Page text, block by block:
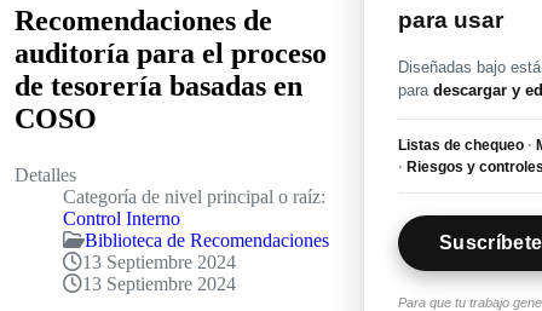
Recomendaciones de
auditoría para el proceso
de tesorería basadas en
COSO
Detalles
Categoría de nivel principal o raíz:
Control Interno
Biblioteca de Recomendaciones
13 Septiembre 2024
13 Septiembre 2024
para usar
Diseñadas bajo
paradescargar y
Listas de chequeo ·
· Riesgos y
Para que tu trabajo